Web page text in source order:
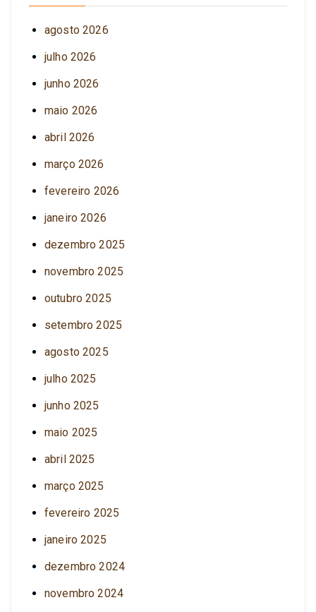
agosto 2026
julho 2026
junho 2026
maio 2026
abril 2026
março 2026
fevereiro 2026
janeiro 2026
dezembro 2025
novembro 2025
outubro 2025
setembro 2025
agosto 2025
julho 2025
junho 2025
maio 2025
abril 2025
março 2025
fevereiro 2025
janeiro 2025
dezembro 2024
novembro 2024